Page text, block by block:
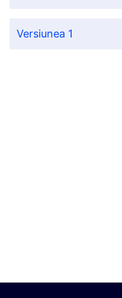
Versiunea 1